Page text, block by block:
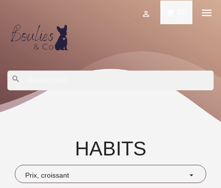


search
HABITS
Prix, croissant 